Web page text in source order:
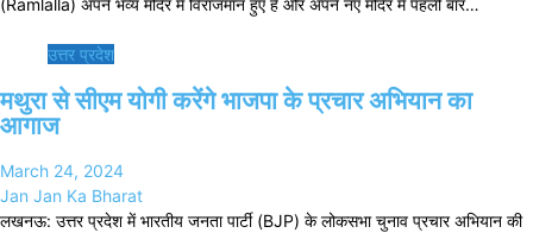
(Ramlalla) अपने भव्य मंदिर में विराजमान हुए हैं और अपने नए मंदिर में पहली बार…
उत्तर प्रदेश
मथुरा से सीएम योगी करेंगे भाजपा के प्रचार अभियान का
आगाज
March 24, 2024
Jan Jan Ka Bharat
लखनऊ: उत्तर प्रदेश में भारतीय जनता पार्टी (BJP) के लोकसभा चुनाव प्रचार अभियान की